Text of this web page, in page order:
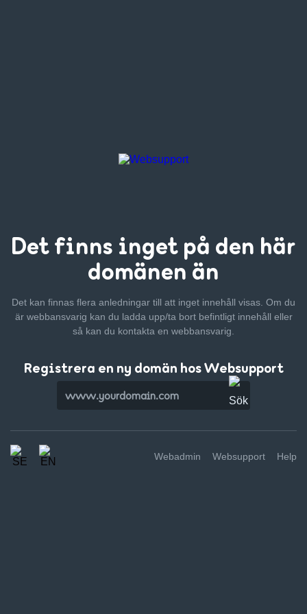
Det finns inget på den här
domänen än
Det kan finnas flera anledningar till att inget innehåll visas. Om du
är webbansvarig kan du ladda upp/ta bort befintligt innehåll eller
så kan du kontakta en webbansvarig.
Registrera en ny domän hos Websupport
Webadmin Websupport Help